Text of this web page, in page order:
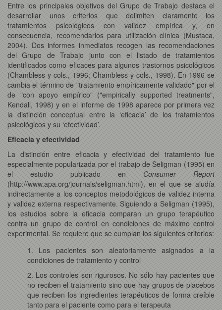
Entre los principales objetivos del Grupo de Trabajo destaca el
desarrollar unos criterios que delimiten claramente los
tratamientos psicológicos con validez empírica y, en
consecuencia, recomendarlos para utilización clínica (Mustaca,
2004). Dos informes inmediatos recogen las recomendaciones
del Grupo de Trabajo junto con el listado de tratamientos
identificados como eficaces para algunos trastornos psicológicos
(Chambless y cols., 1996; Chambless y cols., 1998). En 1996 se
cambia el término de "tratamiento empíricamente validado" por el
de "con apoyo empírico" ("empirically supported treatments",
Kendall, 1998) y en el informe de 1998 aparece por primera vez
la distinción conceptual entre la ‘eficacia’ de los tratamientos
psicológicos y su ‘efectividad’.
Eficacia y efectividad
La distinción entre eficacia y efectividad del tratamiento fue
especialmente popularizada por el trabajo de Seligman (1995) en
el estudio publicado en Consumer Report
(http://www.apa.org/journals/seligman.html), en el que se aludía
indirectamente a los conceptos metodológicos de validez interna
y validez externa respectivamente. Siguiendo a Seligman (1995),
los estudios sobre la eficacia comparan un grupo terapéutico
contra un grupo de control en condiciones de máximo control
experimental. Se requiere que se cumplan los siguientes criterios:
1. Los pacientes son aleatoriamente asignados a la
condiciones de tratamiento y control
2. Los controles son rigurosos. No sólo hay pacientes que
no reciben el tratamiento sino que hay grupos de placebos
que reciben los ingredientes terapéuticos de forma creíble
tanto para el paciente como para el terapeuta